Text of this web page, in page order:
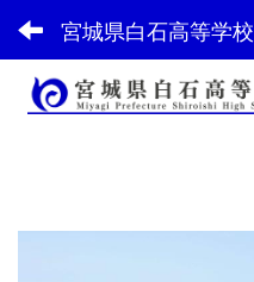
宮城県白石高等学校